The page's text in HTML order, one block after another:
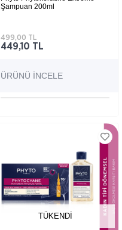
Şampuan 200ml
449,10 TL
499,00 TL
ÜRÜNÜ İNCELE
TÜKENDI